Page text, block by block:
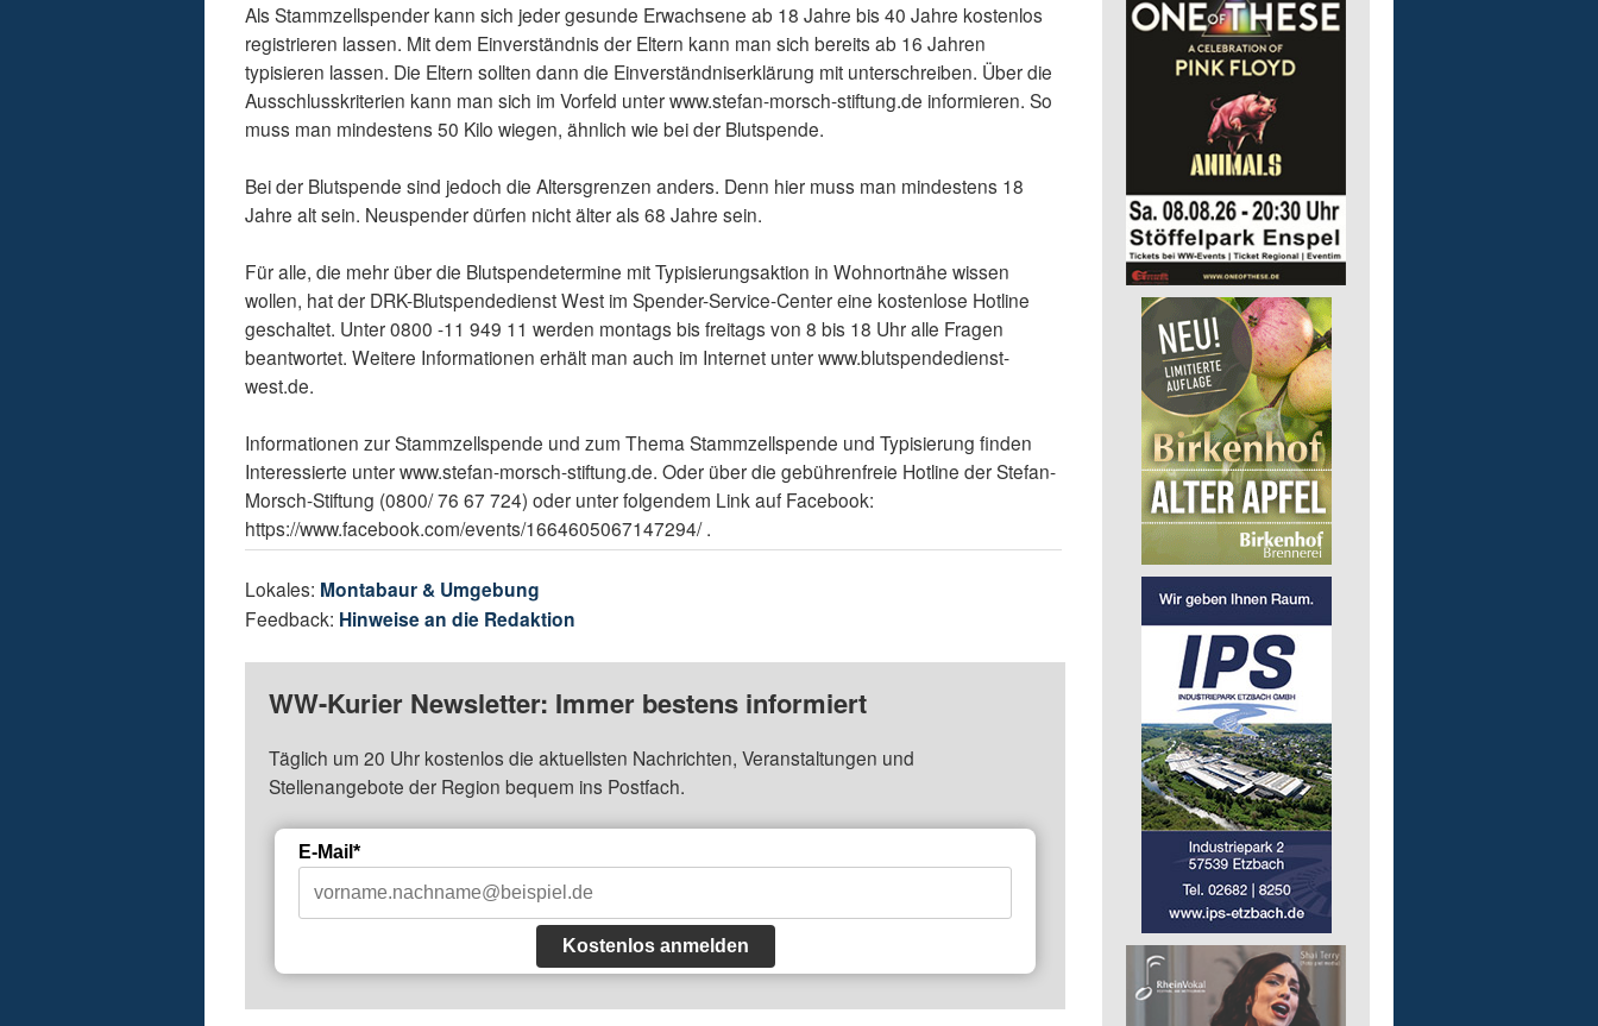
Als Stammzellspender kann sich jeder gesunde Erwachsene ab 18 Jahre bis 40 Jahre kostenlos
registrieren lassen. Mit dem Einverständnis der Eltern kann man sich bereits ab 16 Jahren
typisieren lassen. Die Eltern sollten dann die Einverständniserklärung mit unterschreiben. Über die
Ausschlusskriterien kann man sich im Vorfeld unter www.stefan-morsch-stiftung.de informieren. So
muss man mindestens 50 Kilo wiegen, ähnlich wie bei der Blutspende.
Bei der Blutspende sind jedoch die Altersgrenzen anders. Denn hier muss man mindestens 18
Jahre alt sein. Neuspender dürfen nicht älter als 68 Jahre sein.
Für alle, die mehr über die Blutspendetermine mit Typisierungsaktion in Wohnortnähe wissen
wollen, hat der DRK-Blutspendedienst West im Spender-Service-Center eine kostenlose Hotline
geschaltet. Unter 0800 -11 949 11 werden montags bis freitags von 8 bis 18 Uhr alle Fragen
beantwortet. Weitere Informationen erhält man auch im Internet unter www.blutspendedienst-
west.de.
Informationen zur Stammzellspende und zum Thema Stammzellspende und Typisierung finden
Interessierte unter www.stefan-morsch-stiftung.de. Oder über die gebührenfreie Hotline der Stefan-
Morsch-Stiftung (0800/ 76 67 724) oder unter folgendem Link auf Facebook:
https://www.facebook.com/events/1664605067147294/ .
Lokales: Montabaur & Umgebung
Feedback: Hinweise an die Redaktion
WW-Kurier Newsletter: Immer bestens informiert
Täglich um 20 Uhr kostenlos die aktuellsten Nachrichten, Veranstaltungen und
Stellenangebote der Region bequem ins Postfach.
E-Mail*
Kostenlos anmelden